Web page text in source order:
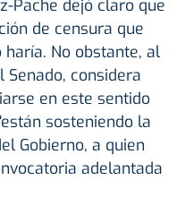
Pache dejó claro que
de censura que
haría. No obstante, al
considera
en este sentido
sosteniendo la
Gobierno, a quien
adelantada